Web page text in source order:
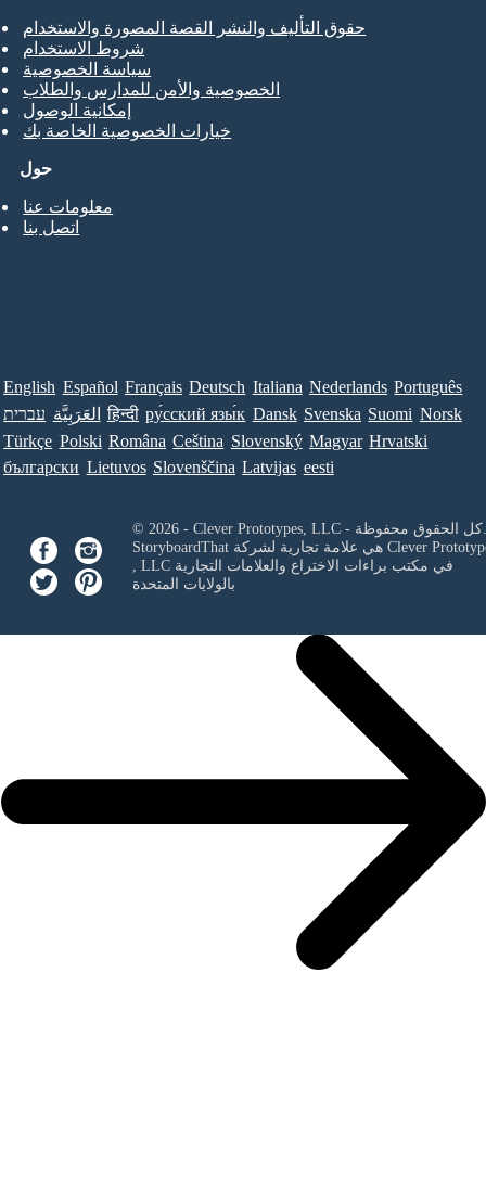
حول
معلومات عنا
اتصل بنا
حقوق التأليف والنشر القصة المصورة والاستخدام
شروط الاستخدام
سياسة الخصوصية
الخصوصية والأمن للمدارس والطلاب
إمكانية الوصول
خيارات الخصوصية الخاصة بك
English Español Français Deutsch Italiana Nederlands Português
עברית العَرَبِيَّة हिन्दी ру́сский язы́к Dansk Svenska Suomi Norsk
Türkçe Polski Româna Ceština Slovenský Magyar Hrvatski
български Lietuvos Slovenščina Latvijas eesti
© 2026 - Clever Prototypes, LLC - كل الحقوق محفوظة.
StoryboardThat هي علامة تجارية لشركة Clever
, LLCفي مكتب براءات الاختراع والعلامات التجارية
بالولايات المتحدة